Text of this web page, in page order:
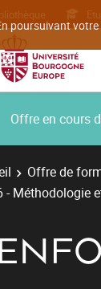
poursuivant
Offre en cours
Offre de
- Méthodologie